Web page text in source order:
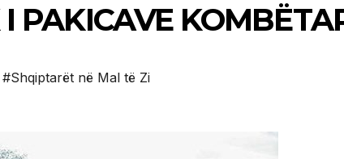
PAKICAVE
#Shqiptarët në Mal të Zi